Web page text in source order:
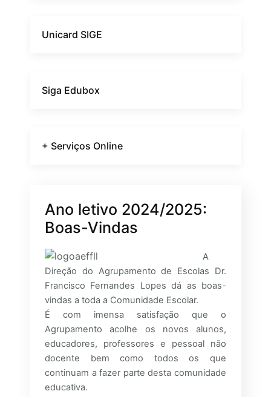
Unicard SIGE
Siga Edubox
+ Serviços Online
Ano letivo 2024/2025:
Boas-Vindas
A
Direção do Agrupamento de Escolas Dr.
Francisco Fernandes Lopes dá as boas-
vindas a toda a Comunidade Escolar.
É com imensa satisfação que o
Agrupamento acolhe os novos alunos,
educadores, professores e pessoal não
docente bem como todos os que
continuam a fazer parte desta comunidade
educativa.